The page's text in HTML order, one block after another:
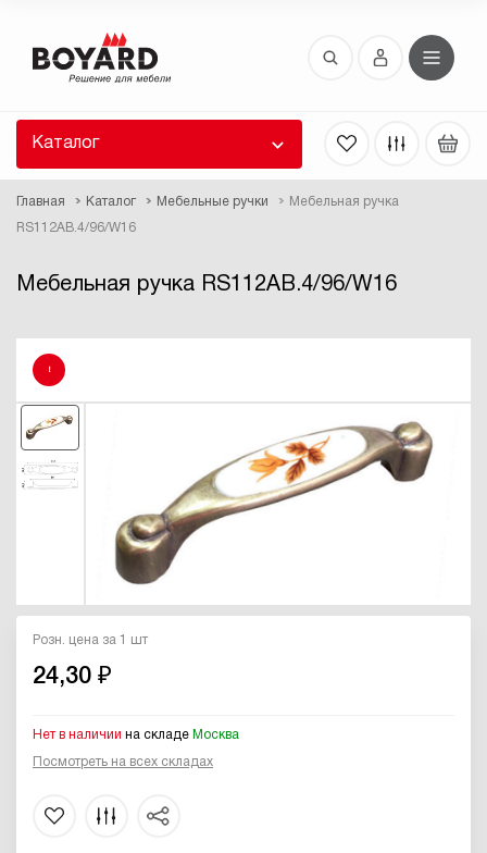
Каталог
Главная Каталог Мебельные ручки Мебельная ручка
RS112AB.4/96/W16
Мебельная ручка RS112AB.4/96/W16
!
Розн. цена за 1 шт
24,30 ₽
Нет в наличии на складе Москва
Посмотреть на всех складах
Восстановление пароля
высланы вам по E-Mail.
ссылку для восстановления